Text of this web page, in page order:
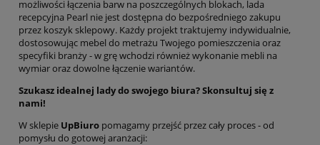
możliwości łączenia barw na poszczególnych blokach, lada
recepcyjna Pearl nie jest dostępna do bezpośredniego zakupu
przez koszyk sklepowy. Każdy projekt traktujemy indywidualnie,
dostosowując mebel do metrażu Twojego pomieszczenia oraz
specyfiki branży - w grę wchodzi również wykonanie mebli na
wymiar oraz dowolne łączenie wariantów.
Szukasz idealnej lady do swojego biura? Skonsultuj się z
nami!
W sklepie UpBiuro pomagamy przejść przez cały proces - od
pomysłu do gotowej aranżacji: